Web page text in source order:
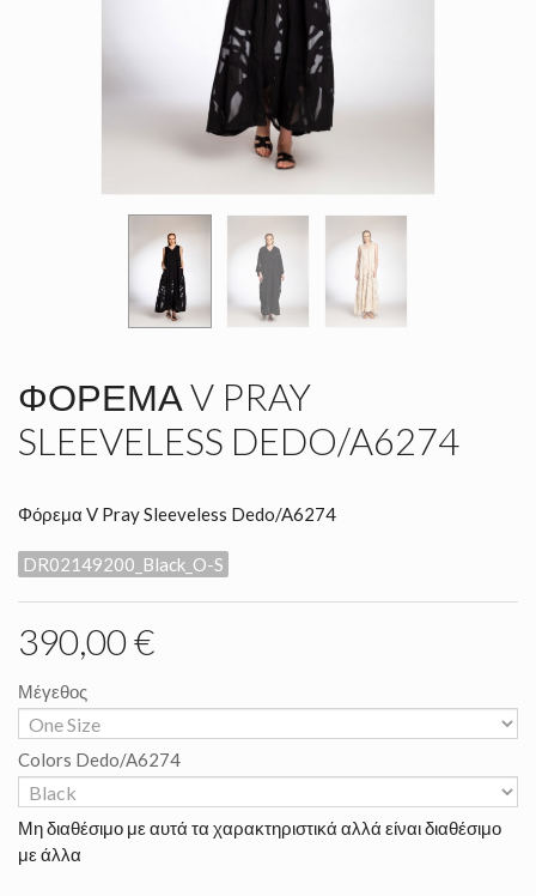
ΦΌΡΕΜΑ V PRAY
SLEEVELESS DEDO/A6274
Φόρεμα V Pray Sleeveless Dedo/A6274
DR02149200_Black_O-S
390,00 €
Μέγεθος
Colors Dedo/A6274
Μη διαθέσιμο με αυτά τα χαρακτηριστικά αλλά είναι διαθέσιμο
με άλλα